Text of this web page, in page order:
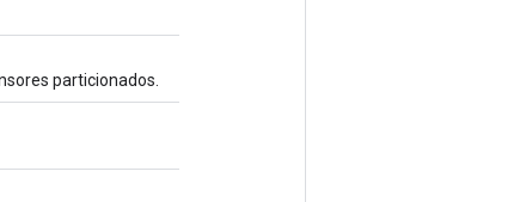
particionados.